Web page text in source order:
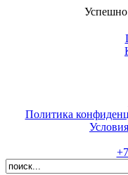
Успешно
Политика